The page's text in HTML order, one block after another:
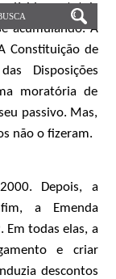
dívidas estatais
acumulando. A
Constituição de
Disposições
moratória de
passivo. Mas,
não o fizeram.
Depois, a
a Emenda
Em todas elas, a
e criar
descontos